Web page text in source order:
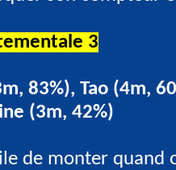
3
83%), Tao (4m,
(3m, 42%)
de monter quand